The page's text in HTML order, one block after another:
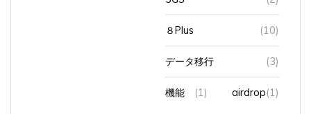
８Plus (10)
データ移行 (3)
機能 (1) airdrop (1)